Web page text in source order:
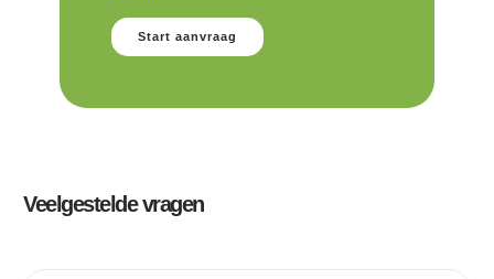
Start aanvraag
Veelgestelde vragen